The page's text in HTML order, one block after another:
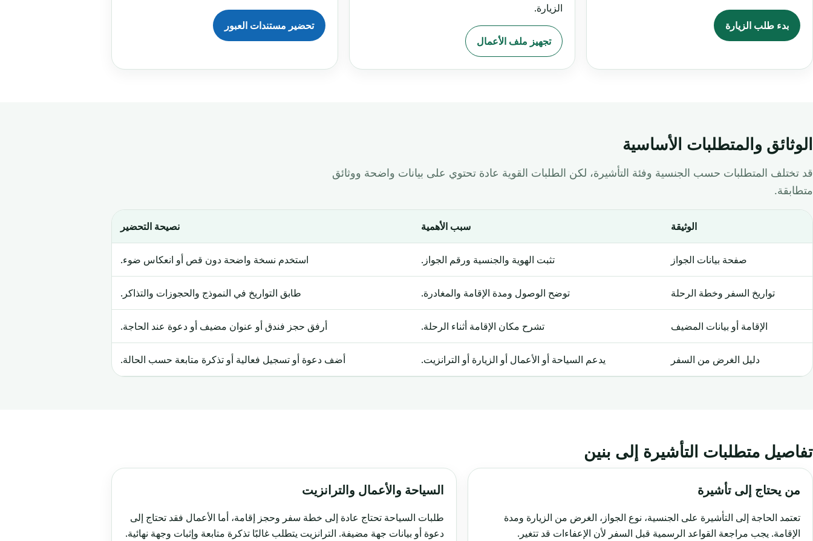
بدء طلب الزيارة
الزيارة.
تجهيز ملف الأعمال
تحضير مستندات العبور
الوثائق والمتطلبات الأساسية
قد تختلف المتطلبات حسب الجنسية وفئة التأشيرة، لكن الطلبات القوية عادة تحتوي على بيانات واضحة ووثائق
متطابقة.
الوثيقة سبب الأهمية نصيحة التحضير
صفحة بيانات الجواز تثبت الهوية والجنسية ورقم الجواز. استخدم نسخة واضحة دون قص أو انعكاس ضوء.
تواريخ السفر وخطة الرحلة توضح الوصول ومدة الإقامة والمغادرة. طابق التواريخ في النموذج والحجوزات والتذاكر.
الإقامة أو بيانات المضيف تشرح مكان الإقامة أثناء الرحلة. أرفق حجز فندق أو عنوان مضيف أو دعوة عند الحاجة.
دليل الغرض من السفر يدعم السياحة أو الأعمال أو الزيارة أو الترانزيت. أضف دعوة أو تسجيل فعالية أو تذكرة متابعة حسب الحالة.
تفاصيل متطلبات التأشيرة إلى بنين
من يحتاج إلى تأشيرة
تعتمد الحاجة إلى التأشيرة على الجنسية، نوع الجواز، الغرض من الزيارة ومدة
الإقامة. يجب مراجعة القواعد الرسمية قبل السفر لأن الإعفاءات قد تتغير.
السياحة والأعمال والترانزيت
طلبات السياحة تحتاج عادة إلى خطة سفر وحجز إقامة، أما الأعمال فقد تحتاج إلى
دعوة أو بيانات جهة مضيفة. الترانزيت يتطلب غالبًا تذكرة متابعة وإثبات وجهة نهائية.